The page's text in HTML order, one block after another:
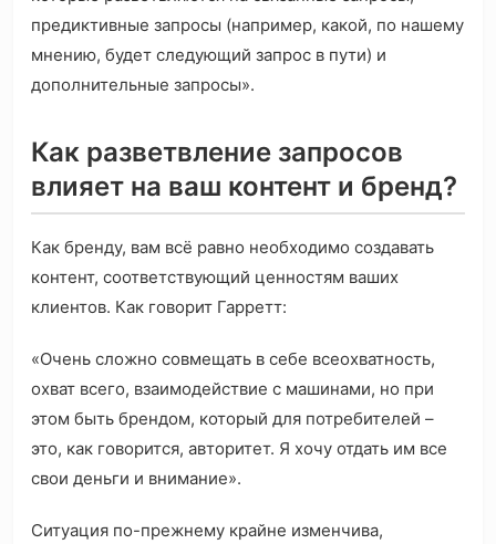
предиктивные запросы (например, какой, по нашему
мнению, будет следующий запрос в пути) и
дополнительные запросы».
Как разветвление запросов
влияет на ваш контент и бренд?
Как бренду, вам всё равно необходимо создавать
контент, соответствующий ценностям ваших
клиентов. Как говорит Гарретт:
«Очень сложно совмещать в себе всеохватность,
охват всего, взаимодействие с машинами, но при
этом быть брендом, который для потребителей –
это, как говорится, авторитет. Я хочу отдать им все
свои деньги и внимание».
Ситуация по-прежнему крайне изменчива,